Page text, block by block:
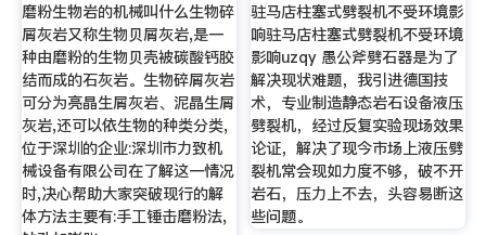
磨粉生物岩的机械叫什么生物碎
屑灰岩又称生物贝屑灰岩,是一
种由磨粉的生物贝壳被碳酸钙胶
结而成的石灰岩。生物碎屑灰岩
可分为亮晶生屑灰岩、泥晶生屑
灰岩,还可以依生物的种类分类,
位于深圳的企业:深圳市力致机
械设备有限公司在了解这一情况
时,决心帮助大家突破现行的解
体方法主要有:手工锤击磨粉法,
驻马店柱塞式劈裂机不受环境影
响驻马店柱塞式劈裂机不受环境
影响uzqy 愚公斧劈石器是为了
解决现状难题，我引进德国技
术，专业制造静态岩石设备液压
劈裂机，经过反复实验现场效果
论证，解决了现今市场上液压劈
裂机常会现如力度不够，破不开
岩石，压力上不去，头容易断这
些问题。